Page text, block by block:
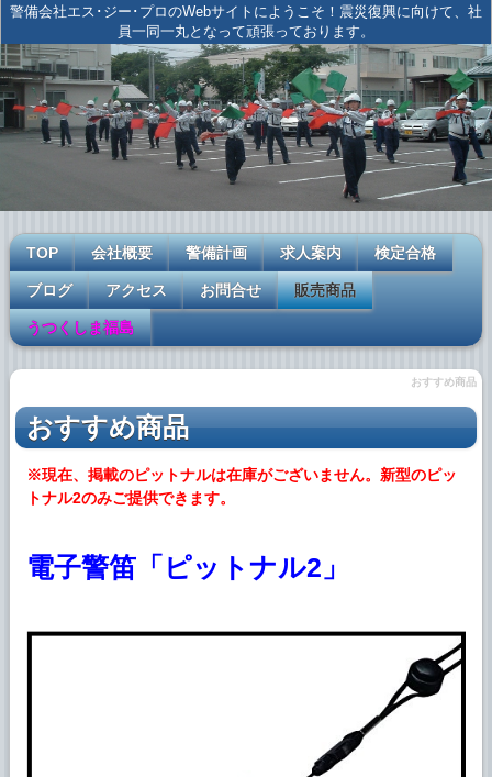
警備会社エス･ジー･プロのWebサイトにようこそ！震災復興に向けて、社
員一同一丸となって頑張っております。
TOP 会社概要 警備計画 求人案内 検定合格
ブログ アクセス お問合せ 販売商品
うつくしま福島
おすすめ商品
おすすめ商品
※現在、掲載のピットナルは在庫がございません。新型のピッ
トナル2のみご提供できます。
電子警笛「ピットナル2」